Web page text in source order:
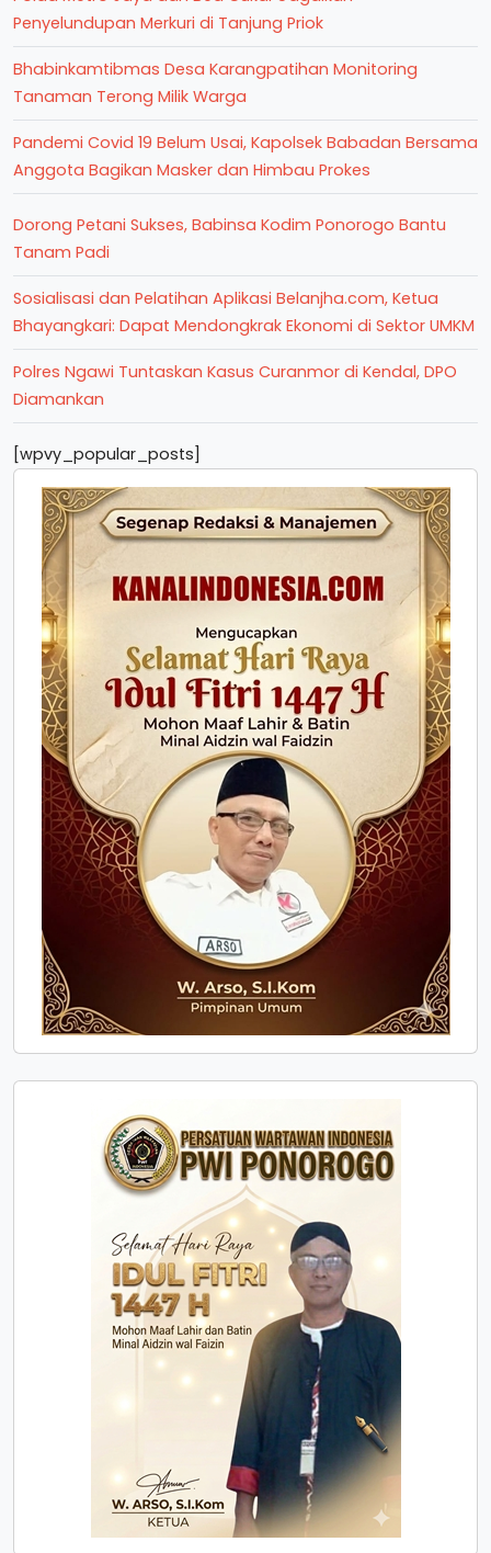
Penyelundupan Merkuri di Tanjung Priok
Bhabinkamtibmas Desa Karangpatihan Monitoring
Tanaman Terong Milik Warga
Pandemi Covid 19 Belum Usai, Kapolsek Babadan Bersama
Anggota Bagikan Masker dan Himbau Prokes
Dorong Petani Sukses, Babinsa Kodim Ponorogo Bantu
Tanam Padi
Sosialisasi dan Pelatihan Aplikasi Belanjha.com, Ketua
Bhayangkari: Dapat Mendongkrak Ekonomi di Sektor UMKM
Polres Ngawi Tuntaskan Kasus Curanmor di Kendal, DPO
Diamankan
[wpvy_popular_posts]